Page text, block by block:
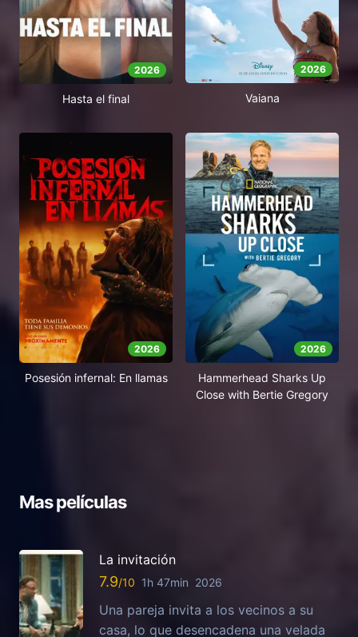
2026
Hasta el final
2026
Vaiana
2026
Posesión infernal: En llamas
2026
Hammerhead Sharks Up
Close with Bertie Gregory
Mas películas
La invitación
7.9 1h 47min 2026
Una pareja invita a los vecinos a su
casa, lo que desencadena una velada